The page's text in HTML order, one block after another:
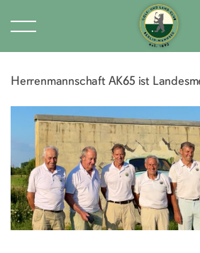
Herrenmannschaft AK65 ist